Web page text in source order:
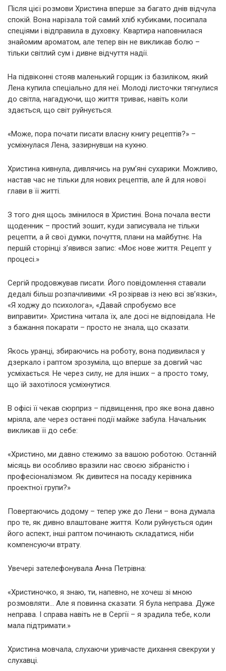
Після цієї розмови Христина вперше за багато днів відчула
спокій. Вона нарізала той самий хліб кубиками, посипала
спеціями і відправила в духовку. Квартира наповнилася
знайомим ароматом, але тепер він не викликав болю –
тільки світлий сум і дивне відчуття надії.
На підвіконні стояв маленький горщик із базиліком, який
Лена купила спеціально для неї. Молоді листочки тягнулися
до світла, нагадуючи, що життя триває, навіть коли
здається, що світ руйнується.
«Може, пора почати писати власну книгу рецептів?» –
усміхнулася Лена, зазирнувши на кухню.
Христина кивнула, дивлячись на рум’яні сухарики. Можливо,
настав час не тільки для нових рецептів, але й для нової
глави в її житті.
З того дня щось змінилося в Христині. Вона почала вести
щоденник – простий зошит, куди записувала не тільки
рецепти, а й свої думки, почуття, плани на майбутнє. На
першій сторінці з’явився запис: «Моє нове життя. Рецепт у
процесі.»
Сергій продовжував писати. Його повідомлення ставали
дедалі більш розпачливими: «Я розірвав із нею всі зв’язки»,
«Я ходжу до психолога», «Давай спробуємо все
виправити». Христина читала їх, але досі не відповідала. Не
з бажання покарати – просто не знала, що сказати.
Якось уранці, збираючись на роботу, вона подивилася у
дзеркало і раптом зрозуміла, що вперше за довгий час
усміхається. Не через силу, не для інших – а просто тому,
що їй захотілося усміхнутися.
В офісі її чекав сюрприз – підвищення, про яке вона давно
мріяла, але через останні події майже забула. Начальник
викликав її до себе:
«Христино, ми давно стежимо за вашою роботою. Останній
місяць ви особливо вразили нас своєю зібраністю і
професіоналізмом. Як дивитеся на посаду керівника
проектної групи?»
Повертаючись додому – тепер уже до Лени – вона думала
про те, як дивно влаштоване життя. Коли руйнується один
його аспект, інші раптом починають складатися, ніби
компенсуючи втрату.
Увечері зателефонувала Анна Петрівна:
«Христиночко, я знаю, ти, напевно, не хочеш зі мною
розмовляти… Але я повинна сказати. Я була неправа. Дуже
неправа. І справа навіть не в Сергії – я зрадила тебе, коли
мала підтримати.»
Христина мовчала, слухаючи уривчасте дихання свекрухи у
слухавці.